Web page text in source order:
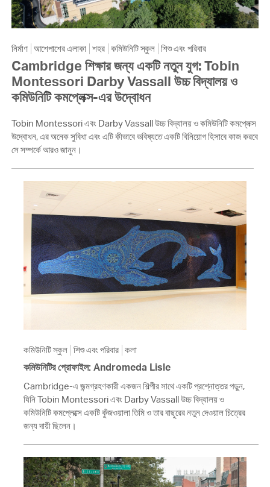
নির্মাণ আশেপাশের এলাকা শহর কমিউনিটি স্কুল শিশু এবং পরিবার
Cambridge শিক্ষার জন্য একটি নতুন যুগ: Tobin
Montessori Darby Vassall উচ্চ বিদ্যালয় ও
কমিউনিটি কমপ্লেক্স-এর উদ্বোধন
Tobin Montessori এবং Darby Vassall উচ্চ বিদ্যালয় ও কমিউনিটি কমপ্লেক্স
উদ্বোধন, এর অনেক সুবিধা এবং এটি কীভাবে ভবিষ্যতে একটি বিনিয়োগ হিসাবে কাজ করবে
সে সম্পর্কে আরও জানুন।
কমিউনিটি স্কুল শিশু এবং পরিবার কলা
কমিউনিটির প্রোফাইল: Andromeda Lisle
Cambridge-এ জন্মগ্রহণকারী একজন শিল্পীর সাথে একটি প্রশ্নোত্তর পড়ুন,
যিনি Tobin Montessori এবং Darby Vassall উচ্চ বিদ্যালয় ও
কমিউনিটি কমপ্লেক্সে একটি কুঁজওয়ালা তিমি ও তার বাছুরের নতুন দেওয়াল চিত্রের
জন্য দায়ী ছিলেন।